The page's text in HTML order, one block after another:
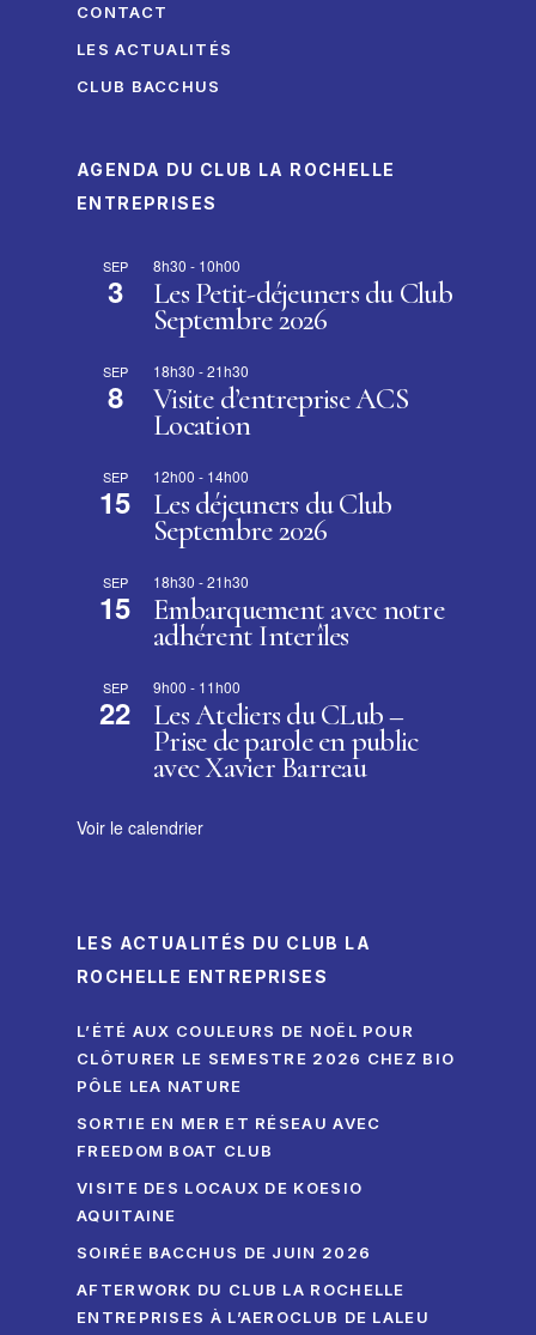
CONTACT
LES ACTUALITÉS
CLUB BACCHUS
AGENDA DU CLUB LA ROCHELLE
ENTREPRISES
SEP
3
8h30 - 10h00
Les Petit-déjeuners du Club
Septembre 2026
SEP
8
18h30 -21h30
Visite d’entreprise ACS
Location
SEP
15
12h00 - 14h00
Les déjeuners du Club
Septembre 2026
SEP
15
18h30 -21h30
Embarquement avec notre
adhérent Interîles
SEP
22
9h00 - 11h00
Les Ateliers du CLub –
Prise de parole en public
avec Xavier Barreau
Voir le calendrier
LES ACTUALITÉS DU CLUB LA
ROCHELLE ENTREPRISES
L’ÉTÉ AUX COULEURS DE NOËL POUR
CLÔTURER LE SEMESTRE 2026 CHEZ BIO
PÔLE LEA NATURE
SORTIE EN MER ET RÉSEAU AVEC
FREEDOM BOAT CLUB
VISITE DES LOCAUX DE KOESIO
AQUITAINE
SOIRÉE BACCHUS DE JUIN 2026
AFTERWORK DU CLUB LA ROCHELLE
ENTREPRISES À L’AEROCLUB DE LALEU